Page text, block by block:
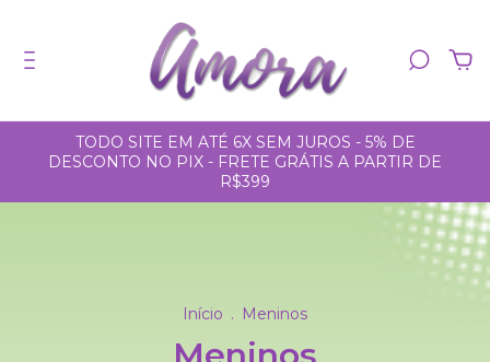
TODO SITE EM ATÉ 6X SEM JUROS - 5% DE
DESCONTO NO PIX - FRETE GRÁTIS A PARTIR DE
R$399
Início . Meninos